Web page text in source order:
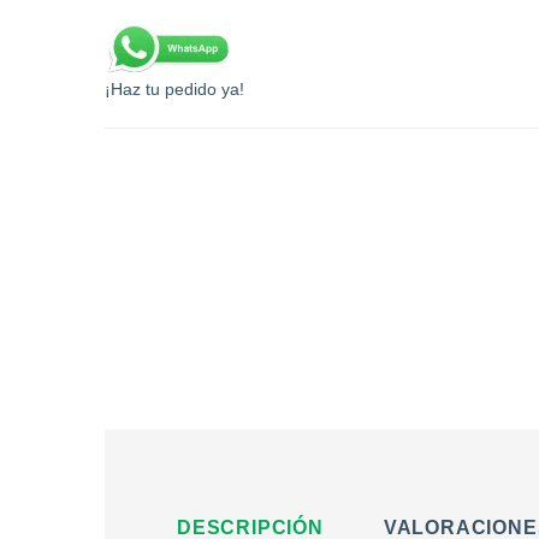
¡Haz tu pedido ya!
DESCRIPCIÓN